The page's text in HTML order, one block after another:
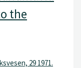
the
29 1971.